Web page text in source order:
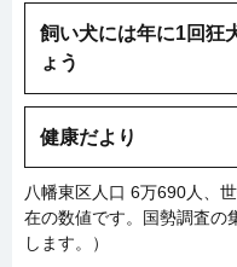
飼い犬には年に1回狂
ょう
健康だより
八幡東区人口 6万690人、
在の数値です。国勢調査の
します。）